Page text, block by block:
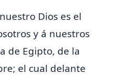
Dios es el
y á nuestros
de Egipto, de la
el cual delante